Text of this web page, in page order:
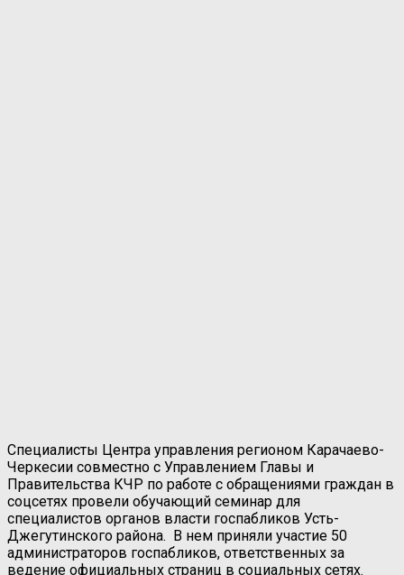
Специалисты Центра управления регионом Карачаево-
Черкесии совместно с Управлением Главы и
Правительства КЧР по работе с обращениями граждан в
соцсетях провели обучающий семинар для
специалистов органов власти госпабликов Усть-
Джегутинского района. В нем приняли участие 50
администраторов госпабликов, ответственных за
ведение официальных страниц в социальных сетях.